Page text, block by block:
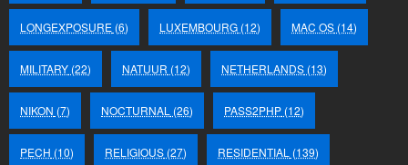
LONGEXPOSURE (6) LUXEMBOURG (12) MAC OS (14)
MILITARY (22) NATUUR (12) NETHERLANDS (13)
NIKON (7) NOCTURNAL (26) PASS2PHP (12)
PECH (10) RELIGIOUS (27) RESIDENTIAL (139)